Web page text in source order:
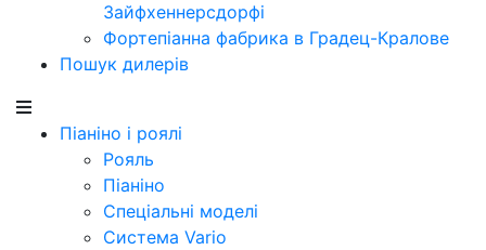
Зайфхеннерсдорфi
Фортепіанна фабрика в Градец-Кралове
Пошук дилерів
Піаніно і роялі
Рояль
Піаніно
Спеціальні моделі
Система Vario